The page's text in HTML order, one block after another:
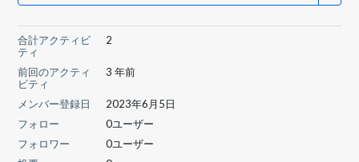
合計アクティビ
ティ
2
前回のアクティ
ビティ
3 年前
メンバー登録日
2023年6月5日
フォロー
0ユーザー
フォロワー
0ユーザー